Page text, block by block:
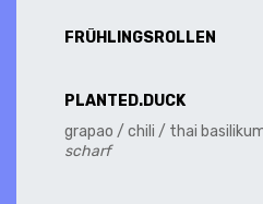
FRÜHLINGSROLLEN
PLANTED.DUCK
grapao / chili / thai basilikum
scharf